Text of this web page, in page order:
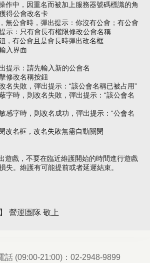
作中，因重名而被加上服務器號碼標識的角
得公會改名卡
無公會時，彈出提示：你沒有公會；有公會
示：只有會長有權限修改公會名稱
，有公會且是會長時彈出改名框
入界面
提示：請先輸入新的公會名
修改名稱按鈕
名失敗，彈出提示：“該公會名稱已被占用”
字時，則改名失敗，彈出提示：“該公會名
感字時，則改名成功，彈出提示：“公會名
改名框，改名失敗無需自動關閉
遊戲，不要在臨近維護開始的時間進行遊戲
失。維護有可能提前或者延遲結束。
營運團隊 敬上